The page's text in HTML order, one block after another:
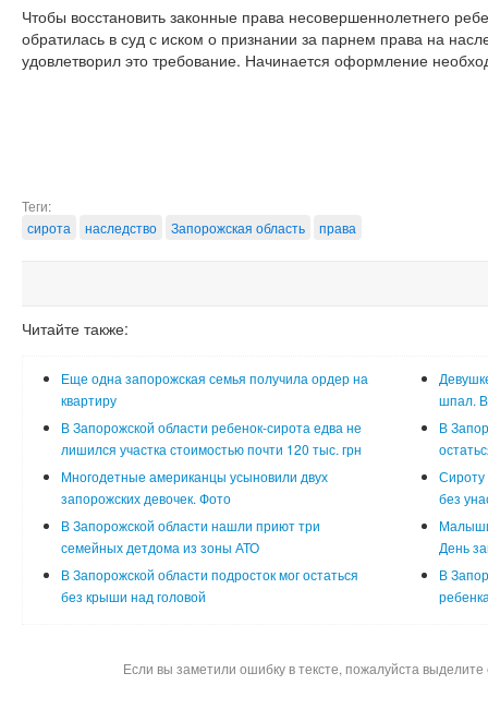
Чтобы восстановить законные права несовершеннолетнего
обратилась в суд с иском о признании за парнем права на
удовлетворил это требование. Начинается оформление
Теги:
сирота
наследство Запорожская область права
Читайте также:
Еще одна запорожская семья получила ордер на
квартиру
шпал.
В Запорожской области ребенок-сирота едва не
лишился участка стоимостью почти 120 тыс. грн
В
Многодетные американцы усыновили двух
запорожских девочек. Фото
Сироту
без
В Запорожской области нашли приют три
семейных детдома из зоны АТО
День
В Запорожской области подросток мог остаться
без крыши над головой
В
Если вы заметили ошибку в тексте, пожалуйста